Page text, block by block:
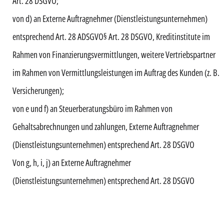
von d) an Externe Auftragnehmer (Dienstleistungsunternehmen)
entsprechend Art. 28 ADSGVO§ Art. 28 DSGVO, Kreditinstitute im
Rahmen von Finanzierungsvermittlungen, weitere Vertriebspartner
im Rahmen von Vermittlungsleistungen im Auftrag des Kunden (z. B.
Versicherungen);
von e und f) an Steuerberatungsbüro im Rahmen von
Gehaltsabrechnungen und zahlungen, Externe Auftragnehmer
(Dienstleistungsunternehmen) entsprechend Art. 28 DSGVO
Von g, h, i, j) an Externe Auftragnehmer
(Dienstleistungsunternehmen) entsprechend Art. 28 DSGVO